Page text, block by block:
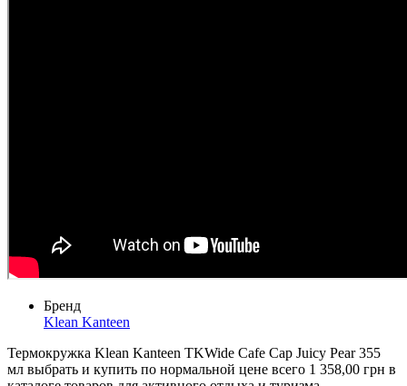
Бренд
Klean Kanteen
Термокружка Klean Kanteen TKWide Cafe Cap Juicy Pear 355
мл выбрать и купить по нормальной цене всего 1 358,00 грн в